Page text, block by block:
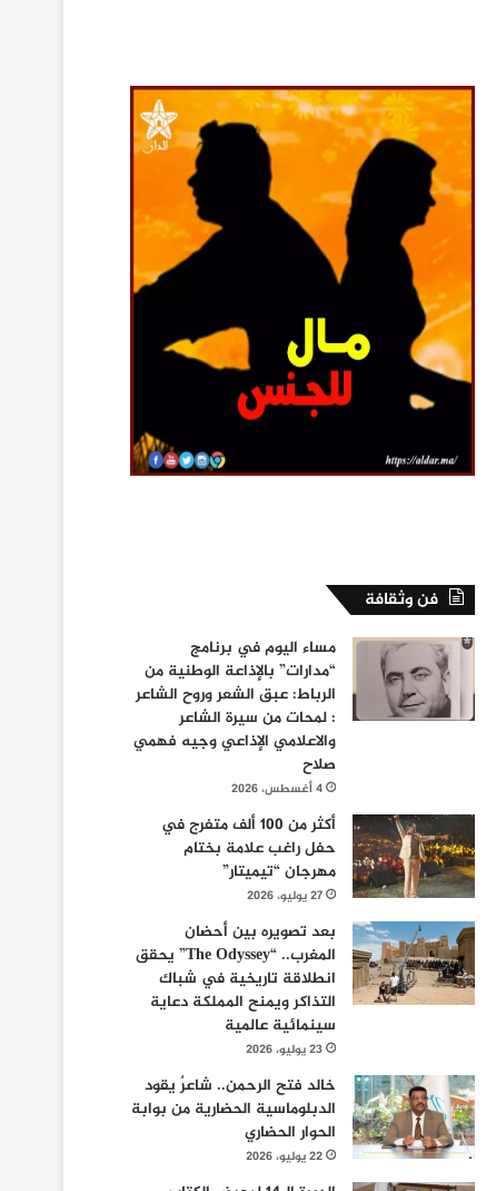
فن وثقافة
مساء اليوم في برنامج
“مدارات” بالإذاعة الوطنية من
الرباط: عبق الشعر وروح الشاعر
: لمحات من سيرة الشاعر
والاعلامي الإذاعي وجيه فهمي
صلاح
4 أغسطس، 2026
أكثر من 100 ألف متفرج في
حفل راغب علامة بختام
مهرجان “تيميتار”
27 يوليو، 2026
بعد تصويره بين أحضان
المغرب.. “The Odyssey” يحقق
انطلاقة تاريخية في شباك
التذاكر ويمنح المملكة دعاية
سينمائية عالمية
23 يوليو، 2026
خالد فتح الرحمن.. شاعرٌ يقود
الدبلوماسية الحضارية من بوابة
الحوار الحضاري
22 يوليو، 2026